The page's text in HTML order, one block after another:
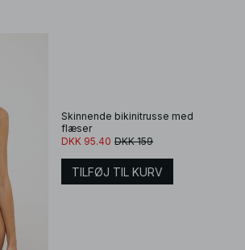
Skinnende bikinitrusse med
flæser
DKK 95.40 DKK 159
TILFØJ TIL KURV